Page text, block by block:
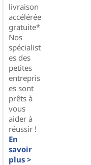
livraison
accélérée
gratuite*
Nos
spécialist
es des
petites
entrepris
es sont
prêts à
vous
aider à
réussir !
En
savoir
plus >